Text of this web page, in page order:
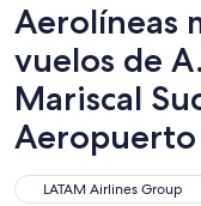
Aerolíneas
vuelos de
Mariscal
Aeropuerto
LATAM Airlines Group
LATAM Airlines Group